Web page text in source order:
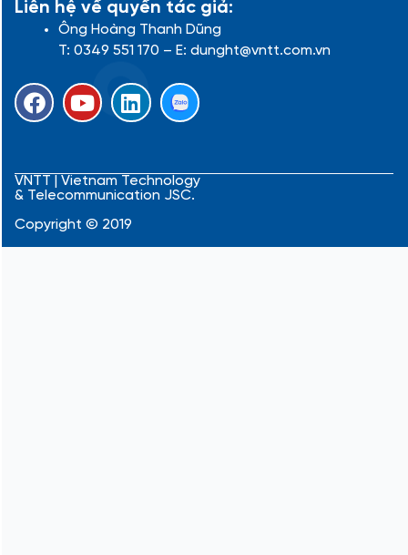
Liên hệ về quyền tác giả:
Ông Hoàng Thanh Dũng
T: 0349 551 170 – E: dunght@vntt.com.vn
F
a
b
o
o
k
Y
o
u
b
e
L
i
e
d
i
n
VNTT | Vietnam Technology
& Telecommunication JSC.
Copyright © 2019